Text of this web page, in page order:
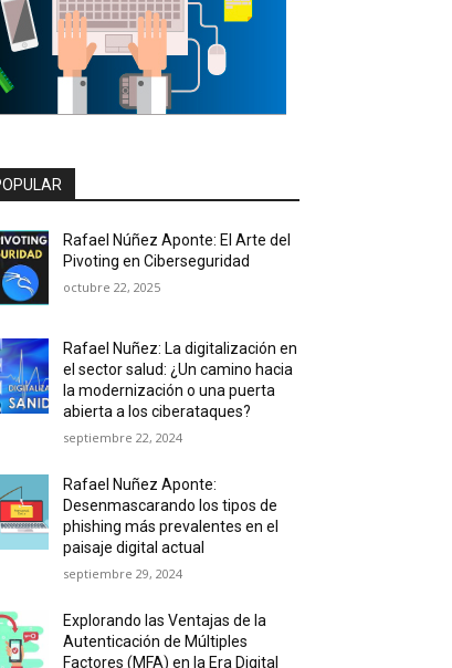
Rafael Núñez Aponte: El Arte del
Pivoting en Ciberseguridad
octubre 22, 2025
Rafael Nuñez: La digitalización en
el sector salud: ¿Un camino hacia
la modernización o una puerta
abierta a los ciberataques?
septiembre 22, 2024
Rafael Nuñez Aponte:
Desenmascarando los tipos de
phishing más prevalentes en el
paisaje digital actual
septiembre 29, 2024
Explorando las Ventajas de la
Autenticación de Múltiples
Factores (MFA) en la Era Digital